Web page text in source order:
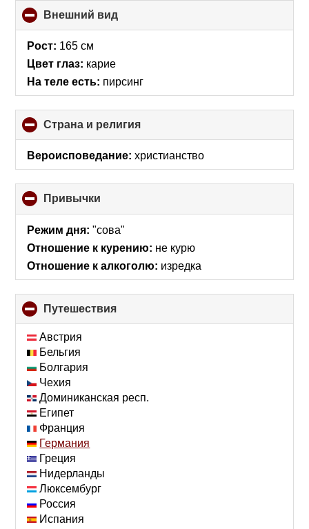
Внешний вид
to
Рост: 165 см
Цвет глаз: карие
На теле есть: пирсинг
Страна и религия
to
collapse
Вероисповедание: христианство
Привычки
to
collapse
Режим дня: "сова"
Отношение к курению: не курю
Отношение к алкоголю: изредка
Путешествия
to
Австрия
Бельгия
Болгария
Чехия
Доминиканская респ.
Египет
Франция
Германия
Греция
Нидерланды
Люксембург
Россия
Испания